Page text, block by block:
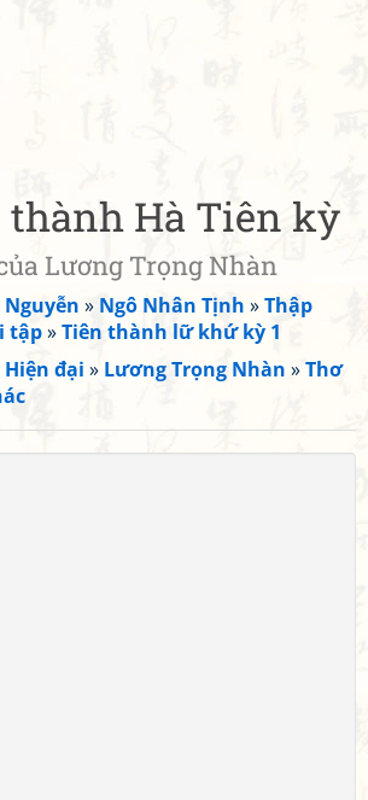
thành Hà Tiên kỳ
Lương Trọng Nhàn
Nguyễn » Ngô Nhân Tịnh »Thập
tập»Tiên thành lữ khứ kỳ 1
Hiện đại » Lương Trọng Nhàn »Thơ